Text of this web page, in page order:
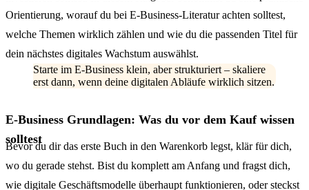
Orientierung, worauf du bei E-Business-Literatur achten solltest,
welche Themen wirklich zählen und wie du die passenden Titel für
dein nächstes digitales Wachstum auswählst.
Starte im E-Business klein, aber strukturiert – skaliere
erst dann, wenn deine digitalen Abläufe wirklich sitzen.
E-Business Grundlagen: Was du vor dem Kauf wissen
solltest
Bevor du dir das erste Buch in den Warenkorb legst, klär für dich,
wo du gerade stehst. Bist du komplett am Anfang und fragst dich,
wie digitale Geschäftsmodelle überhaupt funktionieren, oder steckst